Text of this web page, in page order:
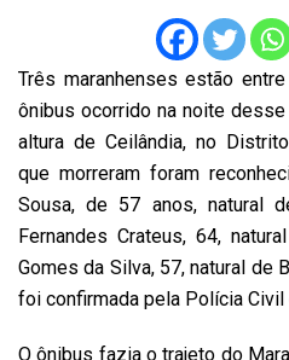
Três maranhenses estão
ônibus ocorrido na noite
altura de Ceilândia, no
que morreram foram
Sousa, de 57 anos, natural
Fernandes Crateus, 64,
Gomes da Silva, 57, natural de
foi confirmada pela Polícia
O ônibus fazia o trajeto do